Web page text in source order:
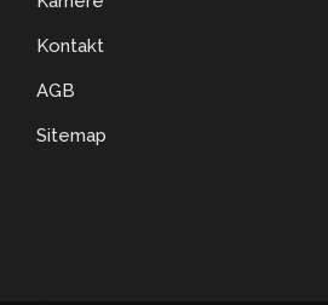
Kontakt
AGB
Sitemap